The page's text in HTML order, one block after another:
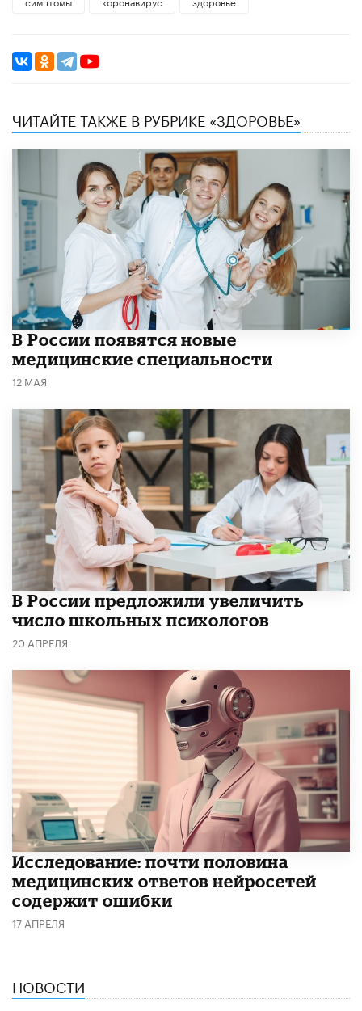
ЧИТАЙТЕ ТАКЖЕ В РУБРИКЕ «ЗДОРОВЬЕ»
В России появятся новые
медицинские специальности
12 МАЯ
В России предложили увеличить
число школьных психологов
20 АПРЕЛЯ
Исследование: почти половина
медицинских ответов нейросетей
содержит ошибки
17 АПРЕЛЯ
НОВОСТИ